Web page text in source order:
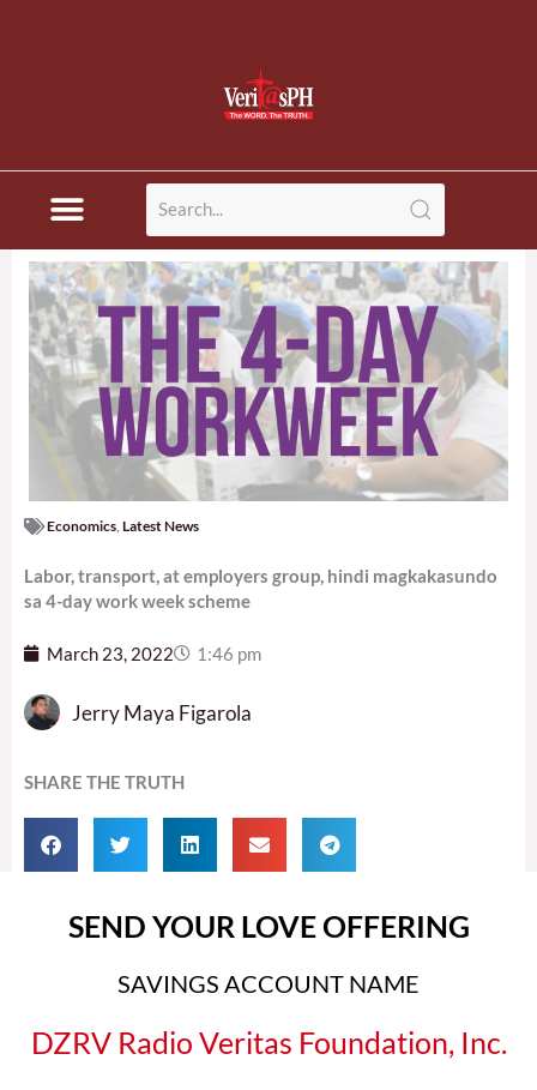
Economics Latest News
Labor, transport, at employers group, hindi magkakasundo
sa 4-day work week scheme
March 23, 2022 1:46 pm
Jerry Maya Figarola
SHARE THE TRUTH
SEND YOUR LOVE OFFERING
SAVINGS ACCOUNT NAME
DZRV Radio Veritas Foundation, Inc.